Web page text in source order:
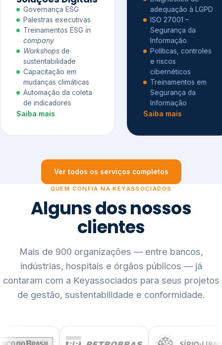
Governança ESG
Palestras executivas
Treinamentos ESG in
company
Workshops de
sustentabilidade
Capacitação em
mudanças climáticas
Automação da coleta
de indicadores
Saiba mais
adequação à LGPD
ISO 27001 –
Segurança da
Informação
Políticas, controles
e riscos
cibernéticos
Treinamentos em
Segurança da
Informação
Saiba mais
Ver todos os serviços completos
QUEM CONFIA NA KEYASSOCIADOS
Alguns dos nossos
clientes
Mais de 900 organizações — entre bancos,
indústrias, hospitais e órgãos públicos — já
contaram com a Keyassociados para seus projetos
de gestão, sustentabilidade e conformidade.